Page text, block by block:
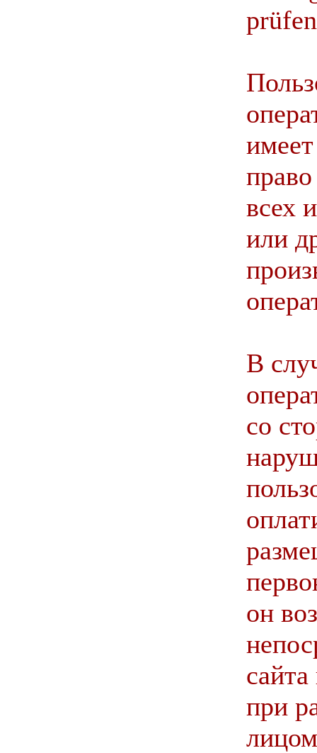
всех
или
В
со
он
при